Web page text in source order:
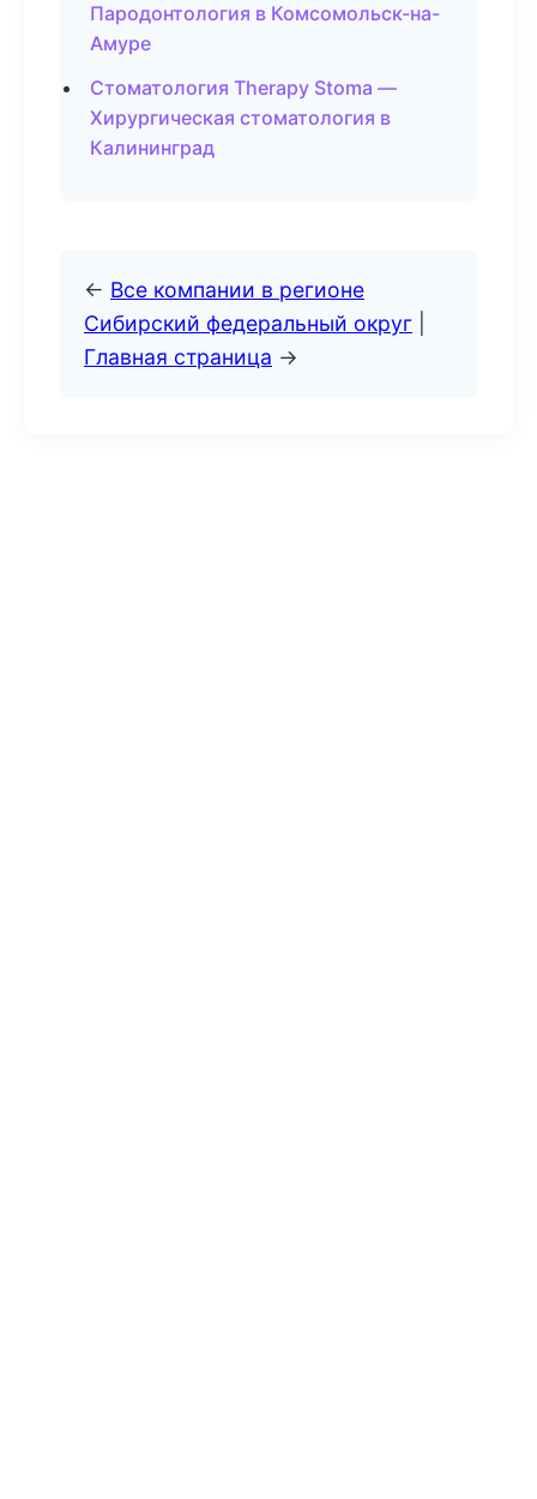
Пародонтология в Комсомольск-на-
Амуре
Стоматология Therapy Stoma —
Хирургическая стоматология в
Калининград
← Все компании в регионе
Сибирский федеральный округ
Главная страница →